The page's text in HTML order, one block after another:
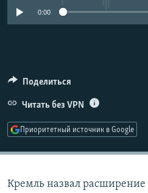
РАСПИСАНИЕ ВЕЩАНИЯ
0:00
Поделиться
Читать без VPN
Приоритетный источник в Google
Кремль назвал